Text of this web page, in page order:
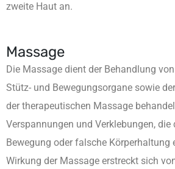
zweite Haut an.
Massage
Die Massage dient der Behandlung
Stütz- und Bewegungsorgane sowie
der therapeutischen Massage
Verspannungen und Verklebungen,
Bewegung oder falsche Körperhaltung
Wirkung der Massage erstreckt sich